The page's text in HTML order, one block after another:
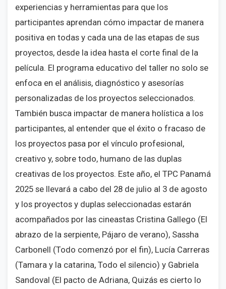
experiencias y herramientas para que los
participantes aprendan cómo impactar de manera
positiva en todas y cada una de las etapas de sus
proyectos, desde la idea hasta el corte final de la
película. El programa educativo del taller no solo se
enfoca en el análisis, diagnóstico y asesorías
personalizadas de los proyectos seleccionados.
También busca impactar de manera holística a los
participantes, al entender que el éxito o fracaso de
los proyectos pasa por el vínculo profesional,
creativo y, sobre todo, humano de las duplas
creativas de los proyectos. Este año, el TPC Panamá
2025 se llevará a cabo del 28 de julio al 3 de agosto
y los proyectos y duplas seleccionadas estarán
acompañados por las cineastas Cristina Gallego (El
abrazo de la serpiente, Pájaro de verano), Sassha
Carbonell (Todo comenzó por el fin), Lucía Carreras
(Tamara y la catarina, Todo el silencio) y Gabriela
Sandoval (El pacto de Adriana, Quizás es cierto lo